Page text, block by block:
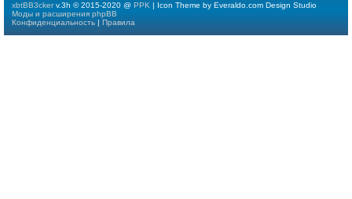
o
f
t
xbtBB3ckerv.3h © 2015-2020 @ PPK | Icon Theme by Everaldo.com Design Studio
Моды и расширения phpBB
Конфиденциальность | Правила